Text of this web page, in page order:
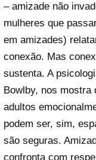
– amizade não
mulheres que
em amizades)
conexão. Mas
sustenta. A
Bowlby, nos mostra
adultos
podem ser, sim,
são seguras.
confronta com